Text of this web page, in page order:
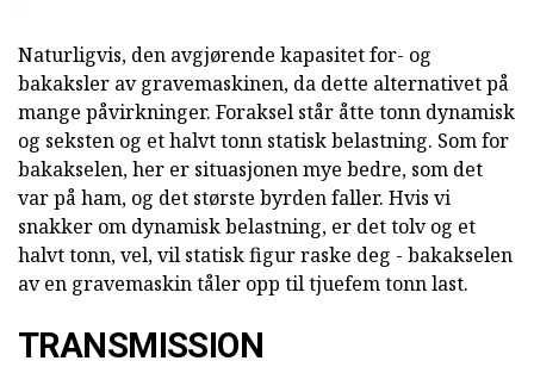
Naturligvis, den avgjørende kapasitet for- og
bakaksler av gravemaskinen, da dette alternativet på
mange påvirkninger. Foraksel står åtte tonn dynamisk
og seksten og et halvt tonn statisk belastning. Som for
bakakselen, her er situasjonen mye bedre, som det
var på ham, og det største byrden faller. Hvis vi
snakker om dynamisk belastning, er det tolv og et
halvt tonn, vel, vil statisk figur raske deg - bakakselen
av en gravemaskin tåler opp til tjuefem tonn last.
TRANSMISSION